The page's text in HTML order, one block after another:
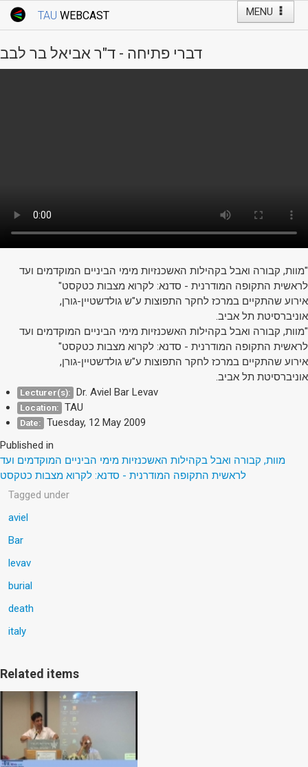
MENU
TAU WEBCAST
Webcast: Courses
Tel Aviv University
דברי פתיחה - ד"ר אביאל בר לבב
"מוות, קבורה ואבל בקהילות האשכנזיות מימי הביניים המוקדמים ועד
לראשית התקופה המודרנית - סדנא: לקרוא מצבות כטקסט"
אירוע שהתקיים במרכז לחקר התפוצות ע"ש גולדשטיין-גורן,
אוניברסיטת תל אביב.
"מוות, קבורה ואבל בקהילות האשכנזיות מימי הביניים המוקדמים ועד
לראשית התקופה המודרנית - סדנא: לקרוא מצבות כטקסט"
אירוע שהתקיים במרכז לחקר התפוצות ע"ש גולדשטיין-גורן,
אוניברסיטת תל אביב.
Lecturer(s): Dr. Aviel Bar Levav
Location: TAU
Date: Tuesday, 12 May 2009
Published in
מוות, קבורה ואבל בקהילות האשכנזיות מימי הביניים המוקדמים ועד
לראשית התקופה המודרנית - סדנא: לקרוא מצבות כטקסט
Tagged under
aviel
Bar
levav
burial
death
italy
Related items